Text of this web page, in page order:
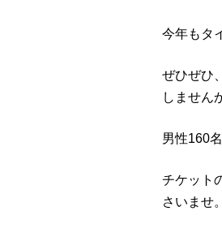
今年もタ
ぜひぜひ
しません
男性160
チケット
さいませ。